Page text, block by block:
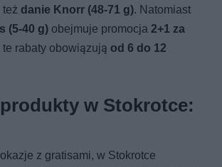
też danie Knorr (48-71 g). Natomiast
(5-40 g) obejmuje promocja2+1 za
te rabaty obowiązują od 6 do 12
w Stokrotce:
z gratisami, w Stokrotce